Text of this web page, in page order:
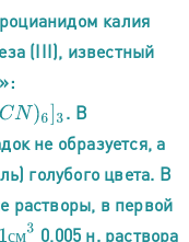
калия
(III), известный
. В
не образуется, а
голубого цвета. В
растворы, в первой
см
1см3 0,005 н. раствора